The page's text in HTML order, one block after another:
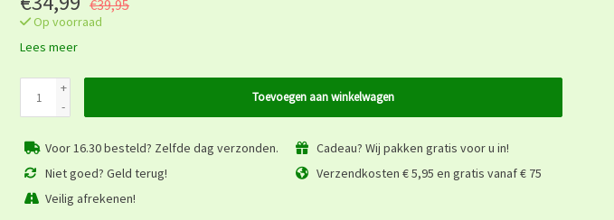
€39,95
Op voorraad
Lees meer
+
-
Toevoegen aan winkelwagen
Voor 16.30 besteld? Zelfde dag verzonden.
Cadeau? Wij pakken gratis voor u in!
Niet goed? Geld terug!
Verzendkosten € 5,95 en gratis vanaf € 75
Veilig afrekenen!